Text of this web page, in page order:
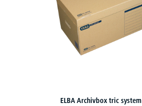
ELBA Archivbox tric system